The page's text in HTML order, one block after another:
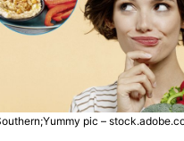
pic –